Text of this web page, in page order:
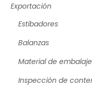
Exportación
Estibadores
Balanzas
Material de embalaje
Inspección de